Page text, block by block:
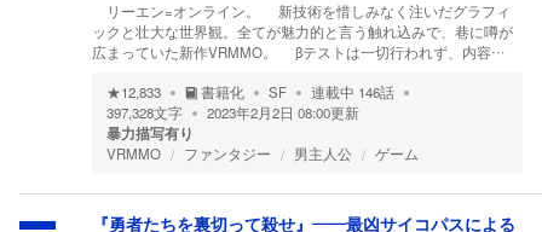
リーエン=オンライン。 新技術を惜しみなく注いだグラフィ
ックと壮大な世界観。全てが魅力的と言う触れ込みで、巷に噂が
広まっていた新作VRMMO。 βテストは一切行われず、内容…
★12,833 書籍化 SF 連載中 146話
397,328文字 2023年2月2日 08:00更新
暴力描写有り
VRMMO ファンタジー 男主人公 ゲーム
『勇者たちを裏切って殺せ』――最凶サイコパスによる